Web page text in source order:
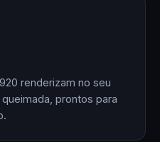
renderizam no seu
prontos para